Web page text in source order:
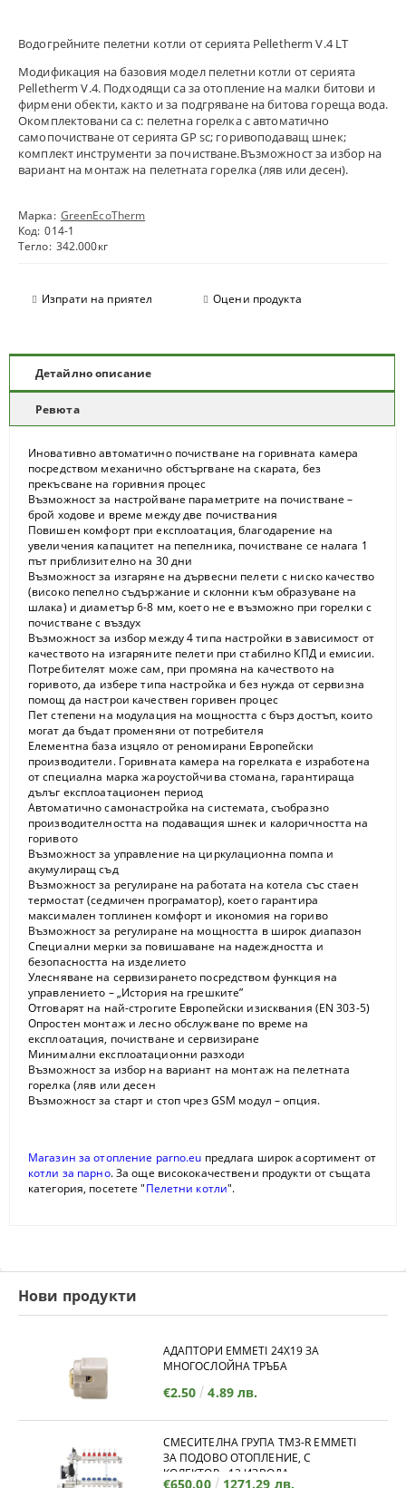
Водогрейните пелетни котли от серията Pelletherm V.4 LT
Модификация на базовия модел пелетни котли от серията
Pelletherm V.4. Подходящи са за отопление на малки битови и
фирмени обекти, както и за подгряване на битова гореща вода.
Окомплектовани са с: пелетна горелка с автоматично
самопочистване от серията GP sc; горивоподаващ шнек;
комплект инструменти за почистване.Възможност за избор на
вариант на монтаж на пелетната горелка (ляв или десен).
Марка: GreenEcoTherm
Код: 014-1
Тегло: 342.000кг
Изпрати на приятел Оцени продукта
Детайлно описание
Ревюта
Иновативно автоматично почистване на горивната камера
посредством механично обстъргване на скарата, без
прекъсване на горивния процес
Възможност за настройване параметрите на почистване –
брой ходове и време между две почиствания
Повишен комфорт при експлоатация, благодарение на
увеличения капацитет на пепелника, почистване се налага 1
път приблизително на 30 дни
Възможност за изгаряне на дървесни пелети с ниско качество
(високо пепелно съдържание и склонни към образуване на
шлака) и диаметър 6-8 мм, което не е възможно при горелки с
почистване с въздух
Възможност за избор между 4 типа настройки в зависимост от
качеството на изгаряните пелети при стабилно КПД и емисии.
Потребителят може сам, при промяна на качеството на
горивото, да избере типа настройка и без нужда от сервизна
помощ да настрои качествен горивен процес
Пет степени на модулация на мощността с бърз достъп, които
могат да бъдат променяни от потребителя
Елементна база изцяло от реномирани Европейски
производители. Горивната камера на горелката е изработена
от специална марка жароустойчива стомана, гарантираща
дълъг експлоатационен период
Автоматично самонастройка на системата, съобразно
производителността на подаващия шнек и калоричността на
горивото
Възможност за управление на циркулационна помпа и
акумулиращ съд
Възможност за регулиране на работата на котела със стаен
термостат (седмичен програматор), което гарантира
максимален топлинен комфорт и икономия на гориво
Възможност за регулиране на мощността в широк диапазон
Специални мерки за повишаване на надеждността и
безопасността на изделието
Улесняване на сервизирането посредством функция на
управлението – „История на грешките”
Отговарят на най-строгите Европейски изисквания (EN 303-5)
Опростен монтаж и лесно обслужване по време на
експлоатация, почистване и сервизиране
Минимални експлоатационни разходи
Възможност за избор на вариант на монтаж на пелетната
горелка (ляв или десен
Възможност за старт и стоп чрез GSM модул – опция.
Магазин за отопление parno.eu предлага широк асортимент от
котли за парно. За още висококачествени продукти от същата
категория, посетете "Пелетни котли".
Нови продукти
АДАПТОРИ EMMETI 24X19 ЗА
МНОГОСЛОЙНА ТРЪБА
€2.50 4.89 лв.
СМЕСИТЕЛНА ГРУПА TM3-R EMMETI
ЗА ПОДОВО ОТОПЛЕНИЕ, С
КОЛЕКТОР - 12 ИЗВОДА
€650.00 1271.29 лв.